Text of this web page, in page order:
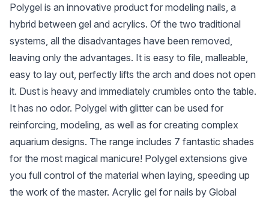
Polygel is an innovative product for modeling nails, a
hybrid between gel and acrylics. Of the two traditional
systems, all the disadvantages have been removed,
leaving only the advantages. It is easy to file, malleable,
easy to lay out, perfectly lifts the arch and does not open
it. Dust is heavy and immediately crumbles onto the table.
It has no odor. Polygel with glitter can be used for
reinforcing, modeling, as well as for creating complex
aquarium designs. The range includes 7 fantastic shades
for the most magical manicure! Polygel extensions give
you full control of the material when laying, speeding up
the work of the master. Acrylic gel for nails by Global